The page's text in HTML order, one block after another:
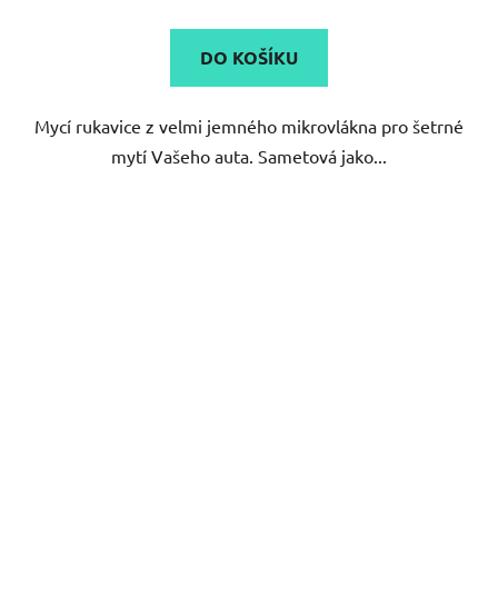
5,0
z
hvězdiček.
DO KOŠÍKU
Mycí rukavice z velmi jemného mikrovlákna pro šetrné
mytí Vašeho auta. Sametová jako...